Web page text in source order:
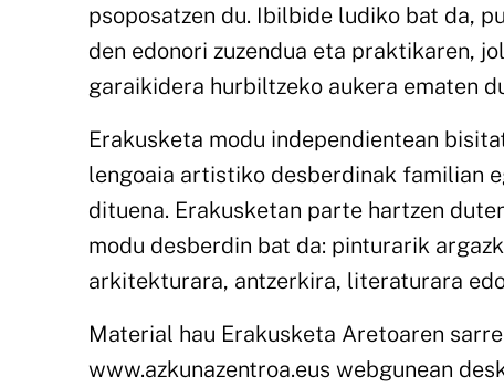
psoposatzen du. Ibilbide ludiko bat da,
den edonori zuzendua eta praktikaren,
garaikidera hurbiltzeko aukera ematen
Erakusketa modu independientean
lengoaia artistiko desberdinak familian
dituena. Erakusketan parte hartzen
modu desberdin bat da: pinturarik
arkitekturara, antzerkira, literaturara
Material hau Erakusketa Aretoaren
www.azkunazentroa.eus webgunean